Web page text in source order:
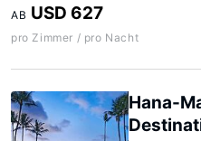
AB USD 627
pro Zimmer / pro Nacht
Hana-